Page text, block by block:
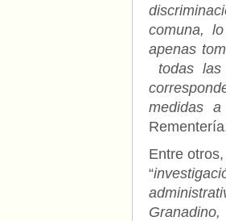
comuna,
apenas
todas las
medidas a
Entre
“